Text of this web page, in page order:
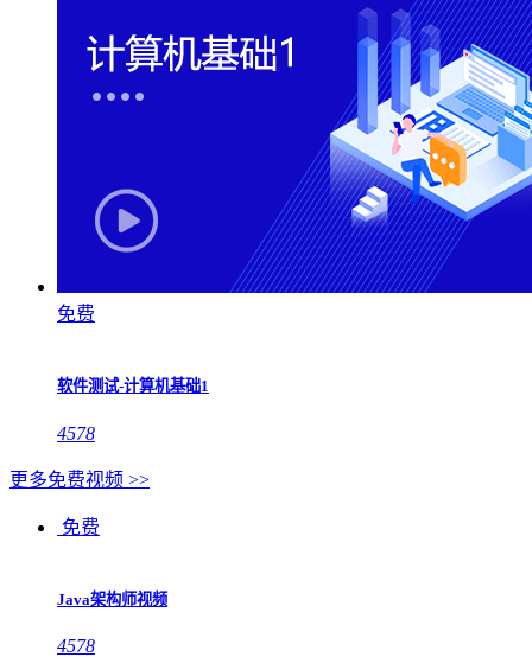
免费
软件测试-计算机基础1
4578
更多免费视频 >>
免费
Java架构师视频
4578